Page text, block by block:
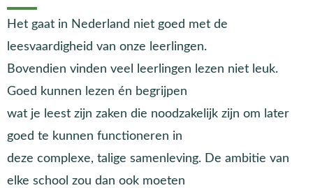
Het gaat in Nederland niet goed met de
leesvaardigheid van onze leerlingen.
Bovendien vinden veel leerlingen lezen niet leuk.
Goed kunnen lezen én begrijpen
wat je leest zijn zaken die noodzakelijk zijn om later
goed te kunnen functioneren in
deze complexe, talige samenleving. De ambitie van
elke school zou dan ook moeten